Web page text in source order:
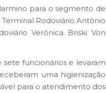
para o segmento de
Rodoviário Antônio
Verônica Briski Von
funcionários e levaram
uma higienização
para o atendimento dos